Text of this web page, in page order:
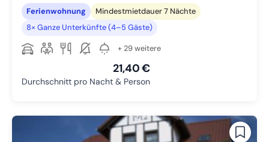
Ferienwohnung
Mindestmietdauer 7 Nächte
8× Ganze Unterkünfte (4–5 Gäste)
+ 29 weitere
21,40 €
Durchschnitt pro Nacht & Person